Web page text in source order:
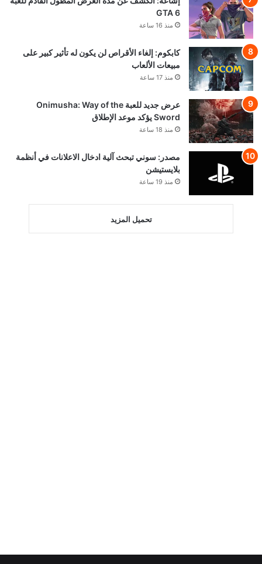
GTA 6
منذ 16 ساعة
كابكوم: إلغاء الأقراص لن يكون له تأثير كبير على
مبيعات الألعاب
منذ 17 ساعة
عرض جديد للعبة Onimusha: Way of the
Sword يؤكد موعد الإطلاق
منذ 18 ساعة
مصدر: سوني تبحث آلية ادخال الاعلانات في أنظمة
بلايستيشن
منذ 19 ساعة
تحميل المزيد